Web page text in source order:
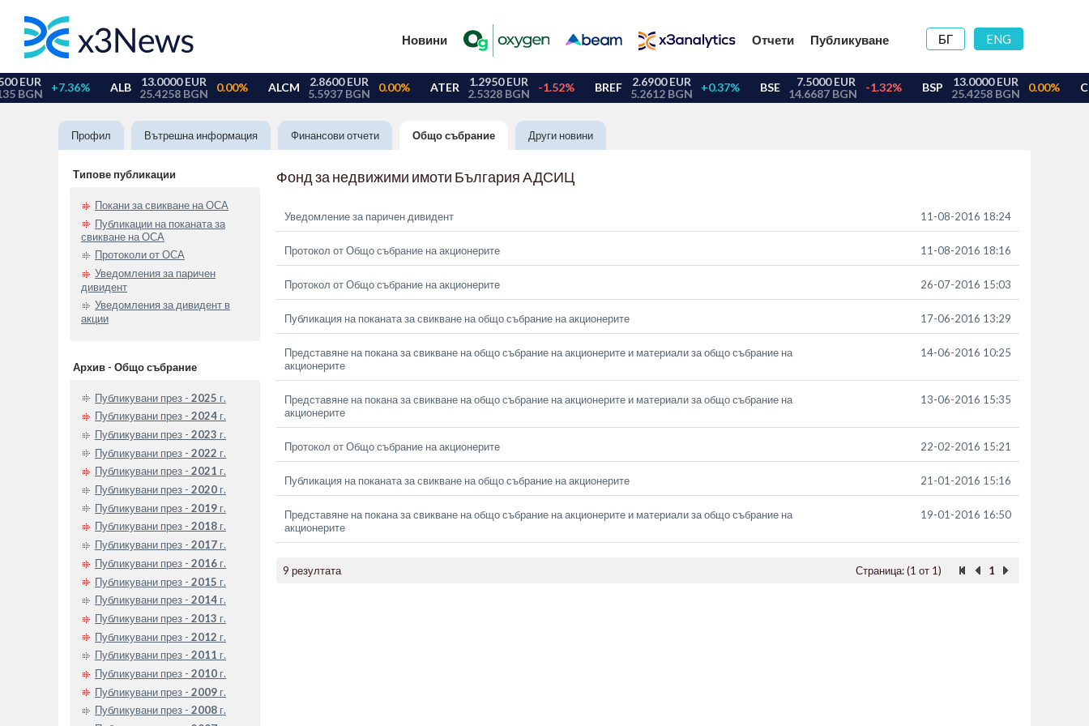
БГ ENG
Новини Отчети Публикуване
Профил Вътрешна информация Финансови отчети Общо събрание Други новини
Типове публикации
Покани за свикване на ОСА
Публикации на поканата за
свикване на ОСА
Протоколи от ОСА
Уведомления за паричен
дивидент
Уведомления за дивидент в
акции
Архив - Общо събрание
Публикувани през - 2025 г.
Публикувани през - 2024 г.
Публикувани през - 2023 г.
Публикувани през - 2022 г.
Публикувани през - 2021 г.
Публикувани през - 2020 г.
Публикувани през - 2019 г.
Публикувани през - 2018 г.
Публикувани през - 2017 г.
Публикувани през - 2016 г.
Публикувани през - 2015 г.
Публикувани през - 2014 г.
Публикувани през - 2013 г.
Публикувани през - 2012 г.
Публикувани през - 2011 г.
Публикувани през - 2010 г.
Публикувани през - 2009 г.
Публикувани през - 2008 г.
Фонд за недвижими имоти България АДСИЦ
Уведомление за паричен дивидент 11-08-2016 18:24
Протокол от Общо събрание на акционерите 11-08-2016 18:16
Протокол от Общо събрание на акционерите 26-07-2016 15:03
Публикация на поканата за свикване на общо събрание на акционерите 17-06-2016 13:29
Представяне на покана за свикване на общо събрание на акционерите и материали за общо събрание на
акционерите
14-06-2016 10:25
Представяне на покана за свикване на общо събрание на акционерите и материали за общо събрание на
акционерите
13-06-2016 15:35
Протокол от Общо събрание на акционерите 22-02-2016 15:21
Публикация на поканата за свикване на общо събрание на акционерите 21-01-2016 15:16
Представяне на покана за свикване на общо събрание на акционерите и материали за общо събрание на
акционерите
19-01-2016 16:50
9 резултата Страница: (1 от 1) 1